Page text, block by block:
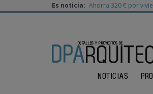
Es noticia: Ahorra 320 € por
NOTICIAS